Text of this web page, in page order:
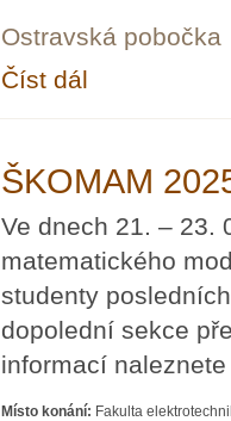
Ostravská pobočka
Číst dál
ŠKOMAM
Ve dnech 21. – 23.
matematického
studenty
dopolední sekce
informací
Místo konání: Fakulta